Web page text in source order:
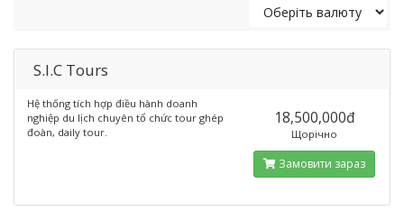
S.I.C Tours
Hệ thống tích hợp điều hành doanh
nghiệp du lịch chuyên tổ chức tour ghép
đoàn, daily tour.
18,500,000đ
Щорічно
Замовити зараз